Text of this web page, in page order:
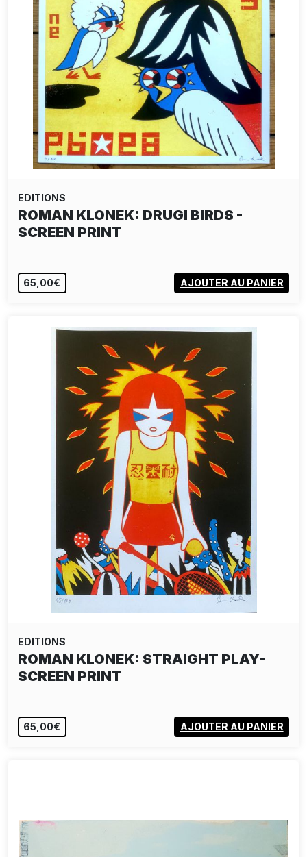
EDITIONS
ROMAN KLONEK: DRUGI BIRDS -
SCREEN PRINT
65,00€ AJOUTER AU PANIER
EDITIONS
ROMAN KLONEK: STRAIGHT PLAY-
SCREEN PRINT
65,00€ AJOUTER AU PANIER